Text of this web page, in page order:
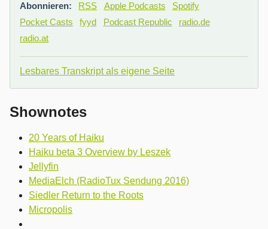
Abonnieren: RSS Apple Podcasts
Spotify
Pocket Casts
fyyd Podcast Republic
radio.de
radio.at
Lesbares Transkript als eigene Seite
Shownotes
20 Years of Haiku
Haiku beta 3 Overview by Leszek
Jellyfin
MediaElch (RadioTux Sendung 2016)
Siedler Return to the Roots
Micropolis